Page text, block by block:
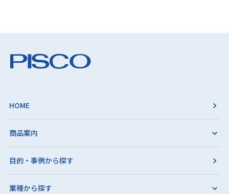
HOME
商品案内
目的・事例から探す
業種から探す